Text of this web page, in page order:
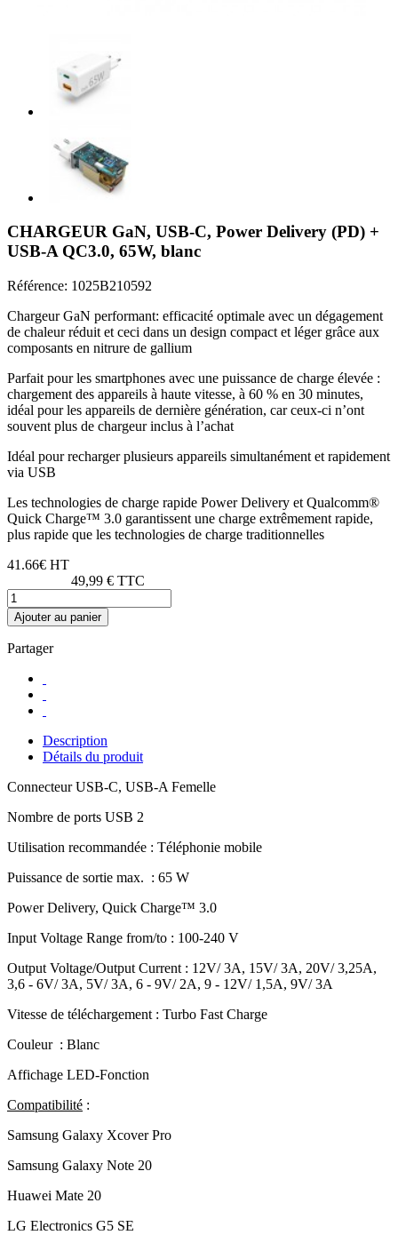
CHARGEUR GaN, USB-C, Power Delivery (PD) +
USB-A QC3.0, 65W, blanc
Référence: 1025B210592
Chargeur GaN performant: efficacité optimale avec un dégagement
de chaleur réduit et ceci dans un design compact et léger grâce aux
composants en nitrure de gallium
Parfait pour les smartphones avec une puissance de charge élevée :
chargement des appareils à haute vitesse, à 60 % en 30 minutes,
idéal pour les appareils de dernière génération, car ceux-ci n’ont
souvent plus de chargeur inclus à l’achat
Idéal pour recharger plusieurs appareils simultanément et rapidement
via USB
Les technologies de charge rapide Power Delivery et Qualcomm®
Quick Charge™ 3.0 garantissent une charge extrêmement rapide,
plus rapide que les technologies de charge traditionnelles
41.66€ HT
49,99 € TTC
Ajouter au panier
Partager
Description
Détails du produit
Connecteur USB-C, USB-A Femelle
Nombre de ports USB 2
Utilisation recommandée : Téléphonie mobile
Puissance de sortie max. : 65 W
Power Delivery, Quick Charge™ 3.0
Input Voltage Range from/to : 100-240 V
Output Voltage/Output Current : 12V/ 3A, 15V/ 3A, 20V/ 3,25A,
3,6 - 6V/ 3A, 5V/ 3A, 6 - 9V/ 2A, 9 - 12V/ 1,5A, 9V/ 3A
Vitesse de téléchargement : Turbo Fast Charge
Couleur : Blanc
Affichage LED-Fonction
Compatibilité :
Samsung Galaxy Xcover Pro
Samsung Galaxy Note 20
Huawei Mate 20
LG Electronics G5 SE